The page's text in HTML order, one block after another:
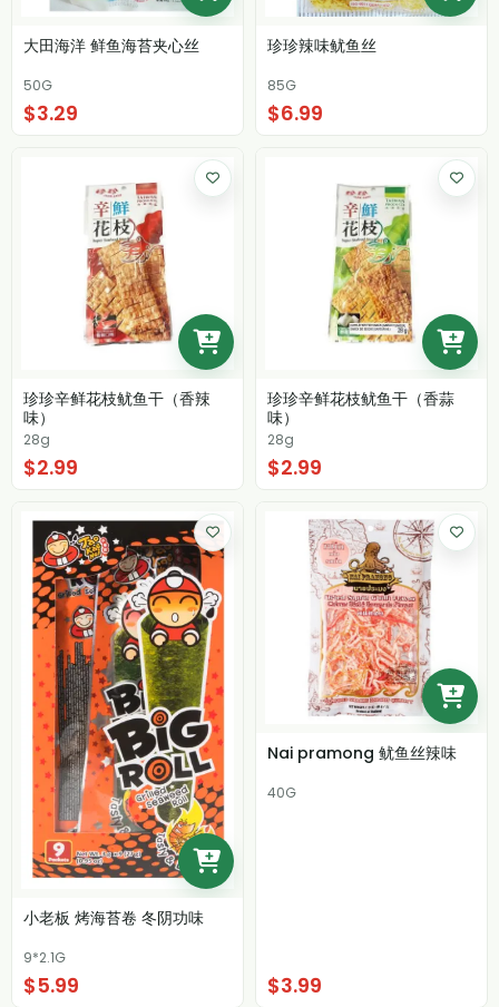
大田海洋 鲜鱼海苔夹心丝
50G
$3.29
珍珍辣味鱿鱼丝
85G
$6.99
珍珍辛鲜花枝鱿鱼干（香辣
味）
28g
$2.99
珍珍辛鲜花枝鱿鱼干（香蒜
味）
28g
$2.99
小老板 烤海苔卷 冬阴功味
9*2.1G
$5.99
Nai pramong 鱿鱼丝辣味
40G
$3.99